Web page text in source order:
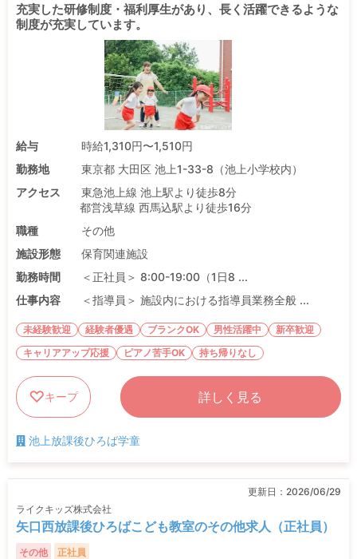
充実した研修制度・福利厚生があり、長く活躍できるような
制度が充実しています。
給与
時給1,310円〜1,510円
勤務地
東京都 大田区 池上1-33-8（池上小学校内）
アクセス
東急池上線 池上駅より徒歩8分
都営浅草線 西馬込駅より徒歩16分
職種
その他
施設形態
保育関連施設
勤務時間
＜正社員＞ 8:00-19:00（1日8 ...
仕事内容
＜指導員＞ 施設内における指導員業務全般 ...
未経験歓迎 経験者優遇 ブランクOK 男性活躍中
新卒歓迎
キャリアアップ応援
ピアノ苦手OK 持ち帰りなし
キープ 詳しく見る
池上放課後ひろば学童
更新日： 2026/06/29
ライクキッズ株式会社
矢口西放課後ひろばこども教室のその他求人（正社員）
その他 正社員